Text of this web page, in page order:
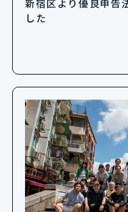
新宿区より優良申告
した